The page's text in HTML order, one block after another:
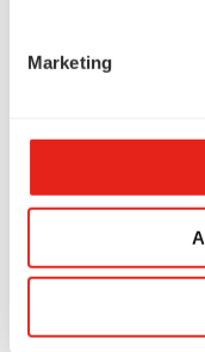
Marketing